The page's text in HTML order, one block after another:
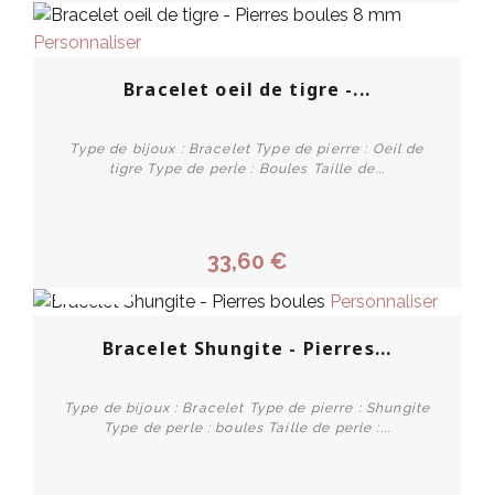
Personnaliser
Bracelet oeil de tigre -...
Type de bijoux : Bracelet Type de pierre : Oeil de
tigre Type de perle : Boules Taille de...
33,60 €
Personnaliser
Bracelet Shungite - Pierres...
Type de bijoux : Bracelet Type de pierre : Shungite
Type de perle : boules Taille de perle :...